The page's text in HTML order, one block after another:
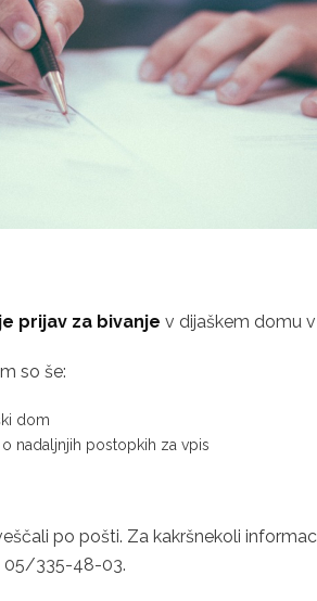
prijav za bivanje v dijaškem domu
so še:
dom
nadaljnjih postopkih za vpis
po pošti. Za kakršnekoli
05/335-48-03.